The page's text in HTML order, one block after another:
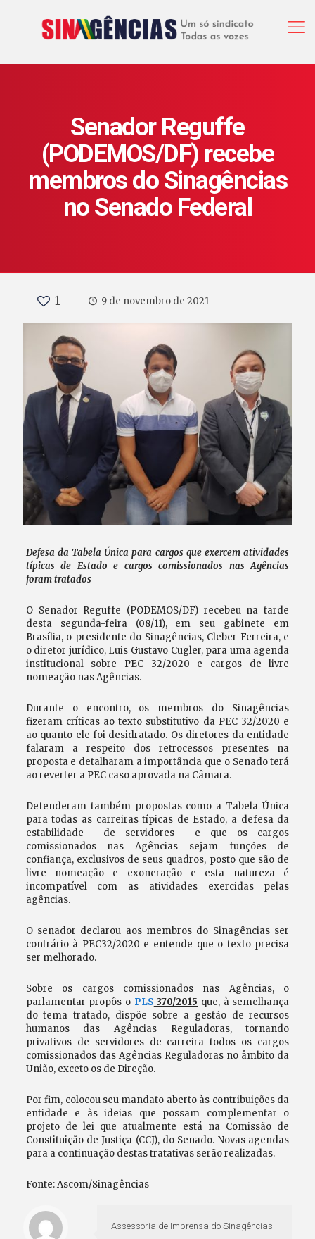
Senador Reguffe
(PODEMOS/DF) recebe
membros do Sinagências
no Senado Federal
1 9 de novembro de 2021
Defesa da Tabela Única para cargos que exercem atividades
típicas de Estado e cargos comissionados nas Agências
foram tratados
O Senador Reguffe (PODEMOS/DF) recebeu na tarde
desta segunda-feira (08/11), em seu gabinete em
Brasília, o presidente do Sinagências, Cleber Ferreira, e
o diretor jurídico, Luis Gustavo Cugler, para uma agenda
institucional sobre PEC 32/2020 e cargos de livre
nomeação nas Agências.
Durante o encontro, os membros do Sinagências
fizeram críticas ao texto substitutivo da PEC 32/2020 e
ao quanto ele foi desidratado. Os diretores da entidade
falaram a respeito dos retrocessos presentes na
proposta e detalharam a importância que o Senado terá
ao reverter a PEC caso aprovada na Câmara.
Defenderam também propostas como a Tabela Única
para todas as carreiras típicas de Estado, a defesa da
estabilidade de servidores e que os cargos
comissionados nas Agências sejam funções de
confiança, exclusivos de seus quadros, posto que são de
livre nomeação e exoneração e esta natureza é
incompatível com as atividades exercidas pelas
agências.
O senador declarou aos membros do Sinagências ser
contrário à PEC32/2020 e entende que o texto precisa
ser melhorado.
Sobre os cargos comissionados nas Agências, o
parlamentar propôs o PLS 370/2015 que, à semelhança
do tema tratado, dispõe sobre a gestão de recursos
humanos das Agências Reguladoras, tornando
privativos de servidores de carreira todos os cargos
comissionados das Agências Reguladoras no âmbito da
União, exceto os de Direção.
Por fim, colocou seu mandato aberto às contribuições da
entidade e às ideias que possam complementar o
projeto de lei que atualmente está na Comissão de
Constituição de Justiça (CCJ), do Senado. Novas agendas
para a continuação destas tratativas serão realizadas.
Fonte: Ascom/Sinagências
Assessoria de Imprensa do Sinagências